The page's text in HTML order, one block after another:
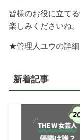
皆様のお役に立て
楽しみくださいね。
★管理人ユウの詳
新着記事